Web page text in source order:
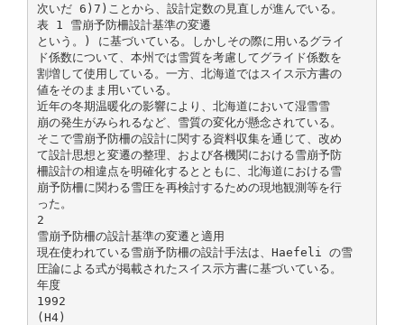
次いだ 6)7)ことから、設計定数の見直しが進んでいる。
表 1 雪崩予防柵設計基準の変遷
という。) に基づいている。しかしその際に用いるグライ
ド係数について、本州では雪質を考慮してグライド係数を
割増して使用している。一方、北海道ではスイス示方書の
値をそのまま用いている。
近年の冬期温暖化の影響により、北海道において湿雪雪
崩の発生がみられるなど、雪質の変化が懸念されている。
そこで雪崩予防柵の設計に関する資料収集を通じて、改め
て設計思想と変遷の整理、および各機関における雪崩予防
柵設計の相違点を明確化するとともに、北海道における雪
崩予防柵に関わる雪圧を再検討するための現地観測等を行
った。
2
雪崩予防柵の設計基準の変遷と適用
現在使われている雪崩予防柵の設計手法は、Haefeli の雪
圧論による式が掲載されたスイス示方書に基づいている。
年度
1992
(H4)